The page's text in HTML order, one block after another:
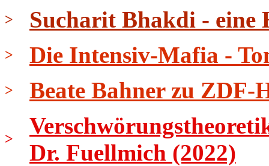
> Sucharit Bhakdi - eine
> Die Intensiv-Mafia -
> Beate Bahner zu ZDF-
>
Dr. Fuellmich (2022)